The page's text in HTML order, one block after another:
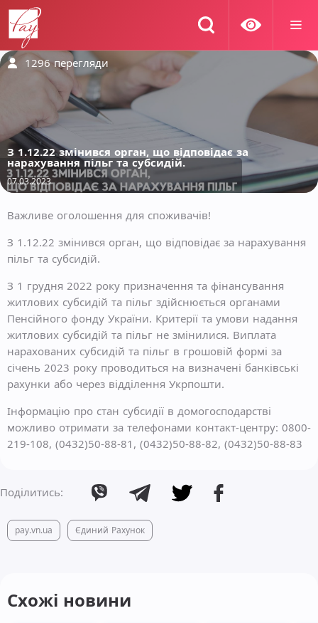
1296 перегляди
З 1.12.22 змінився орган, що відповідає за
нарахування пільг та субсидій.
07.03.2023
Важливе оголошення для споживачів!
З 1.12.22 змінився орган, що відповідає за нарахування
пільг та субсидій.
З 1 грудня 2022 року призначення та фінансування
житлових субсидій та пільг здійснюється органами
Пенсійного фонду України. Критерії та умови надання
житлових субсидій та пільг не змінилися. Виплата
нарахованих субсидій та пільг в грошовій формі за
січень 2023 року проводиться на визначені банківські
рахунки або через відділення Укрпошти.
Інформацію про стан субсидії в домогосподарстві
можливо отримати за телефонами контакт-центру: 0800-
219-108, (0432)50-88-81, (0432)50-88-82, (0432)50-88-83
Поділитись:
pay.vn.ua Єдиний Рахунок
Схожі новини